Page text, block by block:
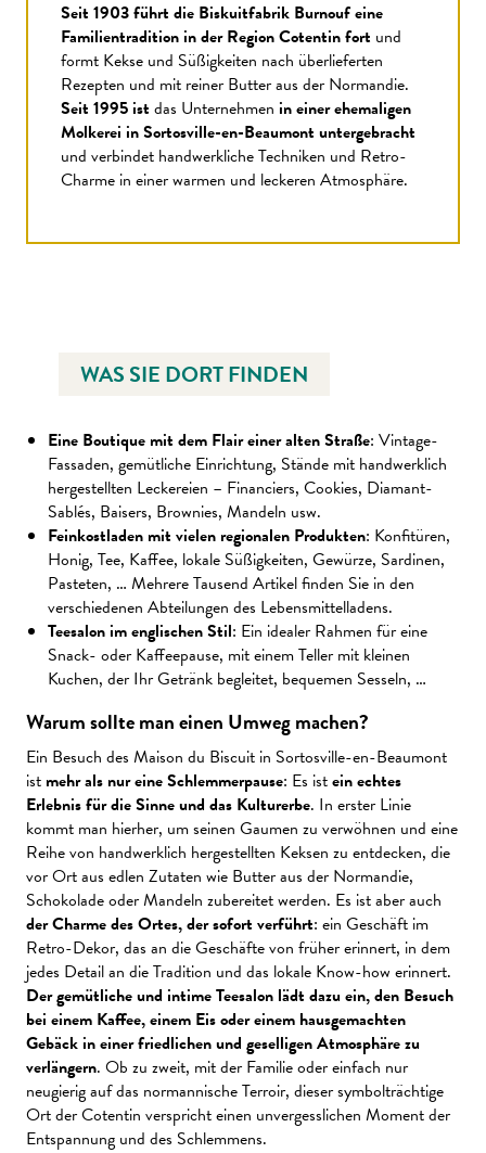
Seit 1903 führt die Biskuitfabrik Burnouf eine
Familientradition in der Region Cotentin fort und
formt Kekse und Süßigkeiten nach überlieferten
Rezepten und mit reiner Butter aus der Normandie.
Seit 1995 ist das Unternehmen in einer ehemaligen
Molkerei in Sortosville-en-Beaumont untergebracht
und verbindet handwerkliche Techniken und Retro-
Charme in einer warmen und leckeren Atmosphäre.
WAS SIE DORT FINDEN
Eine Boutique mit dem Flair einer alten Straße: Vintage-
Fassaden, gemütliche Einrichtung, Stände mit handwerklich
hergestellten Leckereien – Financiers, Cookies, Diamant-
Sablés, Baisers, Brownies, Mandeln usw.
Feinkostladen mit vielen regionalen Produkten: Konfitüren,
Honig, Tee, Kaffee, lokale Süßigkeiten, Gewürze, Sardinen,
Pasteten, … Mehrere Tausend Artikel finden Sie in den
verschiedenen Abteilungen des Lebensmittelladens.
Teesalon im englischen Stil: Ein idealer Rahmen für eine
Snack- oder Kaffeepause, mit einem Teller mit kleinen
Kuchen, der Ihr Getränk begleitet, bequemen Sesseln, …
Warum sollte man einen Umweg machen?
Ein Besuch des Maison du Biscuit in Sortosville-en-Beaumont
ist mehr als nur eine Schlemmerpause: Es istein echtes
Erlebnis für die Sinne und das Kulturerbe. In erster Linie
kommt man hierher, um seinen Gaumen zu verwöhnen und eine
Reihe von handwerklich hergestellten Keksen zu entdecken, die
vor Ort aus edlen Zutaten wie Butter aus der Normandie,
Schokolade oder Mandeln zubereitet werden. Es ist aber auch
der Charme des Ortes, der sofort verführt: ein Geschäft im
Retro-Dekor, das an die Geschäfte von früher erinnert, in dem
jedes Detail an die Tradition und das lokale Know-how erinnert.
Der gemütliche und intime Teesalon lädt dazu ein, den Besuch
bei einem Kaffee, einem Eis oder einem hausgemachten
Gebäck in einer friedlichen und geselligen Atmosphäre zu
verlängern. Ob zu zweit, mit der Familie oder einfach nur
neugierig auf das normannische Terroir, dieser symbolträchtige
Ort der Cotentin verspricht einen unvergesslichen Moment der
Entspannung und des Schlemmens.